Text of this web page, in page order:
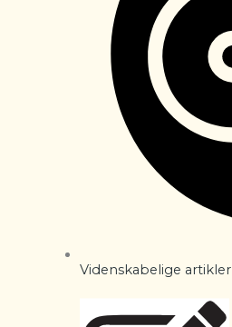
Videnskabelige artikler